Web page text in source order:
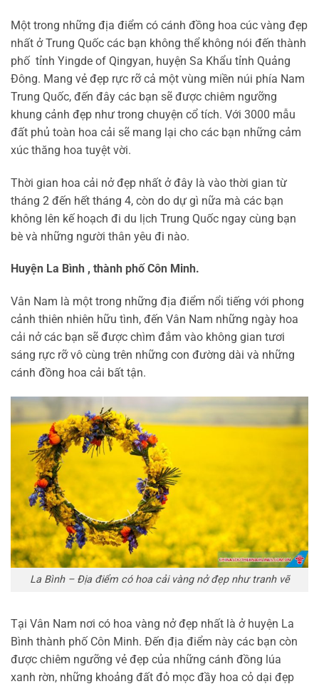
Một trong những địa điểm có cánh đồng hoa cúc vàng đẹp
nhất ở Trung Quốc các bạn không thể không nói đến thành
phố tỉnh Yingde of Qingyan, huyện Sa Khẩu tỉnh Quảng
Đông. Mang vẻ đẹp rực rỡ cả một vùng miền núi phía Nam
Trung Quốc, đến đây các bạn sẽ được chiêm ngưỡng
khung cảnh đẹp như trong chuyện cổ tích. Với 3000 mẫu
đất phủ toàn hoa cải sẽ mang lại cho các bạn những cảm
xúc thăng hoa tuyệt vời.
Thời gian hoa cải nở đẹp nhất ở đây là vào thời gian từ
tháng 2 đến hết tháng 4, còn do dự gì nữa mà các bạn
không lên kế hoạch đi du lịch Trung Quốc ngay cùng bạn
bè và những người thân yêu đi nào.
Huyện La Bình , thành phố Côn Minh.
Vân Nam là một trong những địa điểm nổi tiếng với phong
cảnh thiên nhiên hữu tình, đến Vân Nam những ngày hoa
cải nở các bạn sẽ được chìm đắm vào không gian tươi
sáng rực rỡ vô cùng trên những con đường dài và những
cánh đồng hoa cải bất tận.
La Bình – Địa điểm có hoa cải vàng nở đẹp như tranh vẽ
Tại Vân Nam nơi có hoa vàng nở đẹp nhất là ở huyện La
Bình thành phố Côn Minh. Đến địa điểm này các bạn còn
được chiêm ngưỡng vẻ đẹp của những cánh đồng lúa
xanh rờn, những khoảng đất đỏ mọc đầy hoa cỏ dại đẹp